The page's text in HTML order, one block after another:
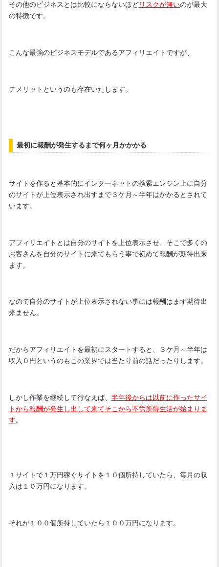
その他のビジネスとは比較にならないほどリスクが無いのが最大
の特徴です。
こんな最強のビジネスモデルであるアフィリエイトですが、
デメリットというのも存在いたします。
最初に報酬が発生するまで何ヶ月かかかる
サイトを作ると基本的にインターネットの検索エンジン上に自分
のサイトが上位表示され出すまで３ケ月～半年はかかるとされて
います。
アフィリエイトとは自分のサイトを上位表示させ、そこで多くの
お客さんを自分のサイトに来てもらう事で初めて報酬が期待出来
ます。
なので自分のサイトが上位表示されない事には報酬はまず期待出
来ません。
だからアフィリエイトを最初にスタートすると、３ケ月～半年は
収入０円というのもこの業界では当たり前の話だったりします。
しかし作業を継続して行なえば、 半年後からは以前に作ったサイ
トから報酬が発生し出して来てそこから不労所得生活が始まりま
す。
１サイトで１万円稼ぐサイトを１０個所持していたら、毎月の収
入は１０万円になります。
それが１００個所持していたら１００万円になります。